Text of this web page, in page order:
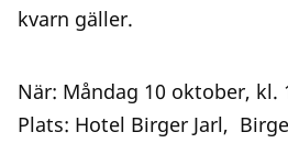
kvarn gäller.
När: Måndag 10 oktober, kl.
Plats: Hotel Birger Jarl,